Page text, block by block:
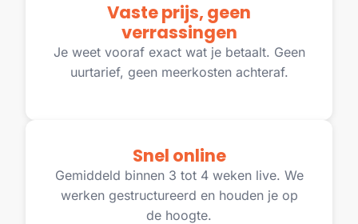
Vaste prijs, geen
verrassingen
Je weet vooraf exact wat je betaalt. Geen
uurtarief, geen meerkosten achteraf.
Snel online
Gemiddeld binnen 3 tot 4 weken live. We
werken gestructureerd en houden je op
de hoogte.